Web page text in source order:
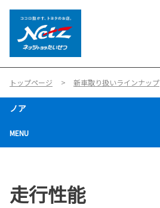
トップページ 新車取り扱いラインナップ
ノア
MENU
走行性能